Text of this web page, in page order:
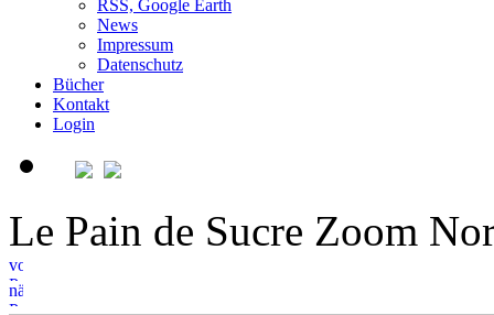
RSS, Google Earth
News
Impressum
Datenschutz
Bücher
Kontakt
Login
Le Pain de Sucre Zoom